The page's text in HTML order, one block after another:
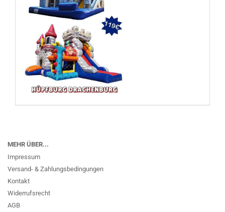
MEHR ÜBER...
Impressum
Versand- & Zahlungsbedingungen
Kontakt
Widerrufsrecht
AGB